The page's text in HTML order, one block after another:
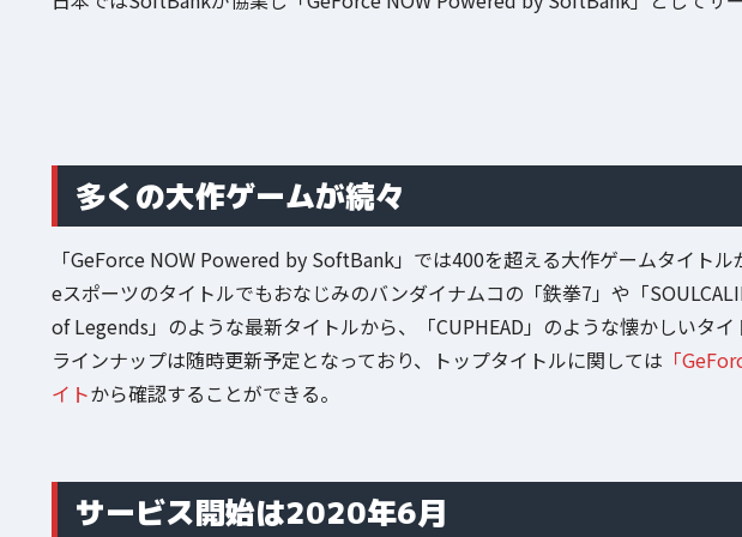
多くの大作ゲームが続々
「GeForce NOW Powered by SoftBank」では400を超える大作ゲームタイトル
eスポーツのタイトルでもおなじみのバンダイナムコの「鉄拳7」や「
of Legends」のような最新タイトルから、「CUPHEAD」のような懐かしいタイ
ラインナップは随時更新予定となっており、トップタイトルに関しては 「
イトから確認することができる。
サービス開始は2020年6月